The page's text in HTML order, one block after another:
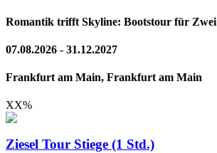
Romantik trifft Skyline: Bootstour für Zwei
07.08.2026 - 31.12.2027
Frankfurt am Main, Frankfurt am Main
XX%
Ziesel Tour Stiege (1 Std.)